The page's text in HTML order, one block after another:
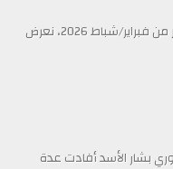
في عناوين الصحف ليوم الأربعاء الثامن عشر من فبراير/شباط 2026، نعرض
بشار الأسد أفادت عدة